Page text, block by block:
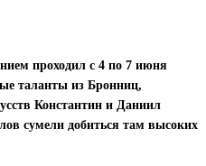
проходил с 4 по 7 июня
таланты из Бронниц,
Константин и Даниил
сумели добиться там высоких